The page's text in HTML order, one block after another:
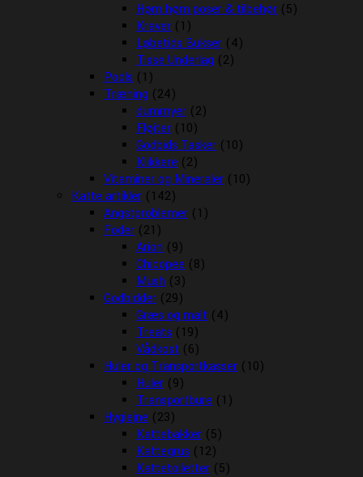
Høm høm poser & tilbehør (5)
Kraver (1)
Løbetids Bukser (4)
Tisse Underlag (2)
Pools (1)
Træning (24)
dummyer (2)
Fløjter (10)
Godbids Tasker (10)
Klikkere (2)
Vitaminer og Mineraler (10)
Katte artikler (142)
Angstproblemer (1)
Foder (21)
Arion (9)
Chicopee (8)
Mush (3)
Godbidder (29)
Græs og malt (4)
Treats (19)
Vådkost (6)
Huler og Transportkasser (10)
Huler (9)
Transportbure (1)
Hygiejne (23)
Kattebakker (5)
Kattegrus (12)
Kattetoiletter (5)